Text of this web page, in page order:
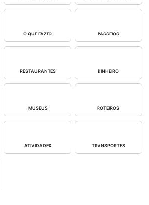
O QUE FAZER PASSEIOS
RESTAURANTES DINHEIRO
MUSEUS ROTEIROS
ATIVIDADES TRANSPORTES